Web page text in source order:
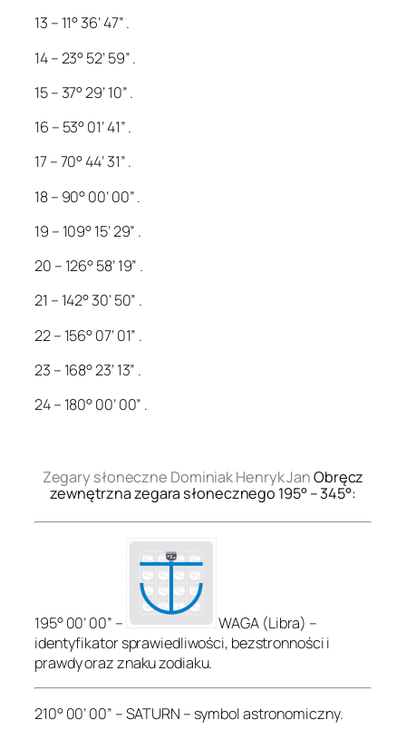
13 – 11° 36’ 47” .
14 – 23° 52’ 59” .
15 – 37° 29’ 10” .
16 – 53° 01’ 41” .
17 – 70° 44’ 31” .
18 – 90° 00’ 00” .
19 – 109° 15’ 29” .
20 – 126° 58’ 19” .
21 – 142° 30’ 50” .
22 – 156° 07’ 01” .
23 – 168° 23’ 13” .
24 – 180° 00’ 00” .
Zegary słoneczne Dominiak Henryk JanObręcz
zewnętrzna zegara słonecznego 195° – 345°:
195° 00’ 00” –
WAGA (Libra) –
identyfikator sprawiedliwości, bezstronności i
prawdy oraz znaku zodiaku.
210° 00’ 00” – SATURN – symbol astronomiczny.